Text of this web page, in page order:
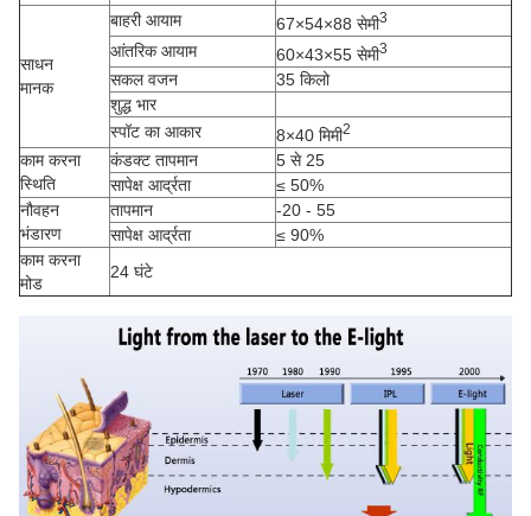
साधन
मानक
बाहरी आयाम 67×54×88 सेमी3
आंतरिक आयाम 60×43×55 सेमी3
सकल वजन
35 किलो
शुद्ध भार
स्पॉट का आकार
8×40 मिमी2
काम करना
स्थिति
कंडक्ट तापमान
5 से 25
सापेक्ष आर्द्रता
≤ 50%
नौवहन
भंडारण
तापमान
-20 - 55
सापेक्ष आर्द्रता
≤ 90%
काम करना
मोड
24 घंटे